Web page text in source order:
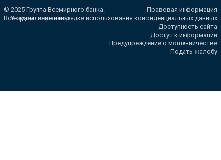
© 2025 Группа Всемирного банка.
Все права сохранены.
Правовая информация
Уведомление о порядке использования конфиденциальных данных
Доступность сайта
Доступ к информации
Предупреждение о мошенничестве
Подать жалобу